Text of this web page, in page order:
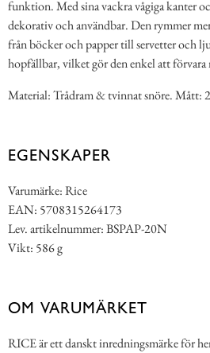
funktion. Med sina vackra vågiga kanter
dekorativ och användbar. Den rymmer
från böcker och papper till servetter och
hopfällbar, vilket gör den enkel att förvara
Material: Trådram & tvinnat snöre. Mått:
EGENSKAPER
Varumärke: Rice
EAN: 5708315264173
Lev. artikelnummer: BSPAP-20N
Vikt: 586 g
OM VARUMÄRKET
RICE är ett danskt inredningsmärke för